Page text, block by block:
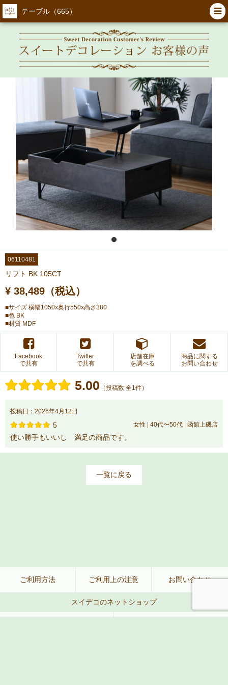
テーブル（665）
06110481
リフト BK 105CT
¥ 38,489（税込）
■サイズ 横幅1050x奥行550x高さ380
■色 BK
■材質 MDF
Facebook
で共有
Twitter
で共有
店舗在庫
を調べる
商品に関する
お問い合わせ
5.00 （投稿数 全1件）
投稿日：2026年4月12日
5 女性 | 40代〜50代 | 函館上磯店
使い勝手もいいし 満足の商品です。
一覧に戻る
ご利用方法 ご利用上の注意 お問い合わせ
スイデコのネットショップ